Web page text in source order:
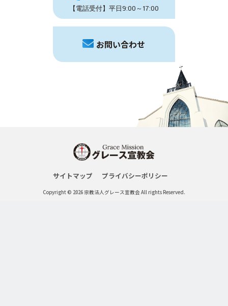
【電話受付】平日9:00～17:00
お問い合わせ
サイトマップ プライバシーポリシー
Copyright © 2026 宗教法人グレース宣教会 All rights Reserved.